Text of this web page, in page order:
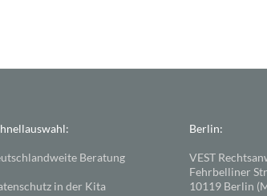
Beratung
in der Kita
Berlin:
VEST
Fehrbelliner
10119 Berlin